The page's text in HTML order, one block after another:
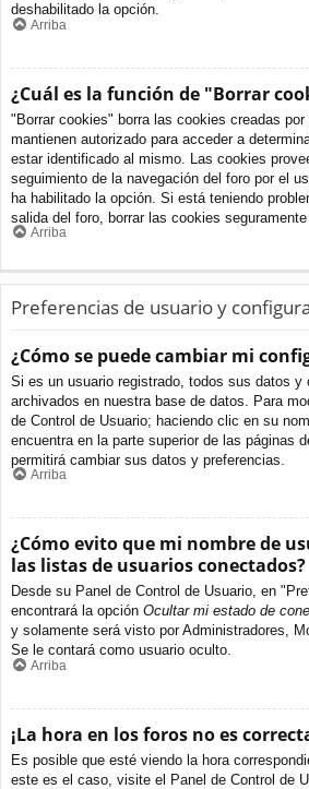
deshabilitado la opción.
Arriba
¿Cuál es la función de "Borrar
"Borrar cookies" borra las cookies creadas
mantienen autorizado para acceder a
estar identificado al mismo. Las cookies
seguimiento de la navegación del foro por el
ha habilitado la opción. Si está teniendo
salida del foro, borrar las cookies seguramente
Arriba
Preferencias de usuario y
¿Cómo se puede cambiar mi
Si es un usuario registrado, todos sus datos y
archivados en nuestra base de datos. Para
de Control de Usuario; haciendo clic en su
encuentra en la parte superior de las páginas
permitirá cambiar sus datos y preferencias.
Arriba
¿Cómo evito que mi nombre de
las listas de usuarios conectados?
Desde su Panel de Control de Usuario, en
encontrará la opción Ocultar mi estado de
y solamente será visto por Administradores,
Se le contará como usuario oculto.
Arriba
¡La hora en los foros no es
Es posible que esté viendo la hora
este es el caso, visite el Panel de Control de